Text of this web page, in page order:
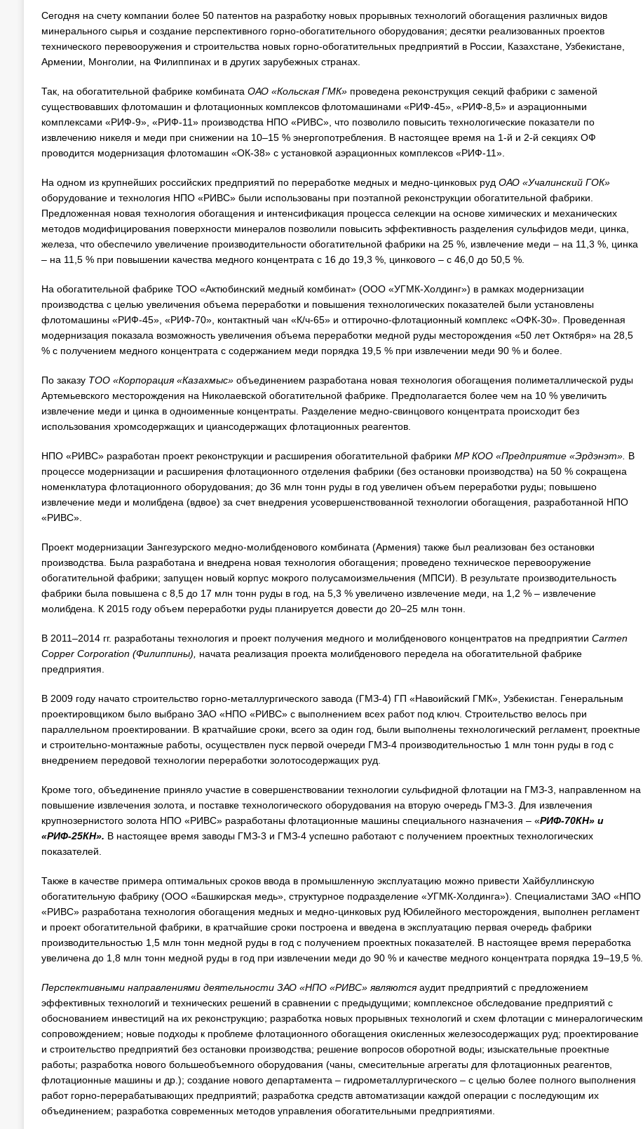
Сегодня на счету компании более 50 патентов на разработку новых прорывных технологий обогащения различных видов
минерального сырья и создание перспективного горно-обогатительного оборудования; десятки реализованных проектов
технического перевооружения и строительства новых горно-обогатительных предприятий в России, Казахстане, Узбекистане,
Армении, Монголии, на Филиппинах и в других зарубежных странах.
Так, на обогатительной фабрике комбината ОАО «Кольская ГМК»проведена реконструкция секций фабрики с заменой
существовавших флотомашин и флотационных комплексов флотомашинами «РИФ-45», «РИФ-8,5» и аэрационными
комплексами «РИФ-9», «РИФ-11» производства НПО «РИВС», что позволило повысить технологические показатели по
извлечению никеля и меди при снижении на 10–15 % энергопотребления. В настоящее время на 1-й и 2-й секциях ОФ
проводится модернизация флотомашин «ОК-38» с установкой аэрационных комплексов «РИФ-11».
На одном из крупнейших российских предприятий по переработке медных и медно-цинковых руд ОАО «Учалинский ГОК»
оборудование и технология НПО «РИВС» были использованы при поэтапной реконструкции обогатительной фабрики.
Предложенная новая технология обогащения и интенсификация процесса селекции на основе химических и механических
методов модифицирования поверхности минералов позволили повысить эффективность разделения сульфидов меди, цинка,
железа, что обеспечило увеличение производительности обогатительной фабрики на 25 %, извлечение меди – на 11,3 %, цинка
– на 11,5 % при повышении качества медного концентрата с 16 до 19,3 %, цинкового – с 46,0 до 50,5 %.
На обогатительной фабрике ТОО «Актюбинский медный комбинат» (ООО «УГМК-Холдинг») в рамках модернизации
производства с целью увеличения объема переработки и повышения технологических показателей были установлены
флотомашины «РИФ-45», «РИФ-70», контактный чан «К/ч-65» и оттирочно-флотационный комплекс «ОФК-30». Проведенная
модернизация показала возможность увеличения объема переработки медной руды месторождения «50 лет Октября» на 28,5
% с получением медного концентрата с содержанием меди порядка 19,5 % при извлечении меди 90 % и более.
По заказу ТОО «Корпорация «Казахмыс»объединением разработана новая технология обогащения полиметаллической руды
Артемьевского месторождения на Николаевской обогатительной фабрике. Предполагается более чем на 10 % увеличить
извлечение меди и цинка в одноименные концентраты. Разделение медно-свинцового концентрата происходит без
использования хромсодержащих и циансодержащих флотационных реагентов.
НПО «РИВС» разработан проект реконструкции и расширения обогатительной фабрики МР КОО «Предприятие «Эрдэнэт». В
процессе модернизации и расширения флотационного отделения фабрики (без остановки производства) на 50 % сокращена
номенклатура флотационного оборудования; до 36 млн тонн руды в год увеличен объем переработки руды; повышено
извлечение меди и молибдена (вдвое) за счет внедрения усовершенствованной технологии обогащения, разработанной НПО
«РИВС».
Проект модернизации Зангезурского медно-молибденового комбината (Армения) также был реализован без остановки
производства. Была разработана и внедрена новая технология обогащения; проведено техническое перевооружение
обогатительной фабрики; запущен новый корпус мокрого полусамоизмельчения (МПСИ). В результате производительность
фабрики была повышена с 8,5 до 17 млн тонн руды в год, на 5,3 % увеличено извлечение меди, на 1,2 % – извлечение
молибдена. К 2015 году объем переработки руды планируется довести до 20–25 млн тонн.
В 2011–2014 гг. разработаны технология и проект получения медного и молибденового концентратов на предприятии Carmen
Copper Corporation(Филиппины),
начата реализация проекта молибденового передела на обогатительной фабрике
предприятия.
В 2009 году начато строительство горно-металлургического завода (ГМЗ-4) ГП «Навоийский ГМК», Узбекистан. Генеральным
проектировщиком было выбрано ЗАО «НПО «РИВС» с выполнением всех работ под ключ. Строительство велось при
параллельном проектировании. В кратчайшие сроки, всего за один год, были выполнены технологический регламент, проектные
и строительно-монтажные работы, осуществлен пуск первой очереди ГМЗ-4 производительностью 1 млн тонн руды в год с
внедрением передовой технологии переработки золотосодержащих руд.
Кроме того, объединение приняло участие в совершенствовании технологии сульфидной флотации на ГМЗ-3, направленном на
повышение извлечения золота, и поставке технологического оборудования на вторую очередь ГМЗ-3. Для извлечения
крупнозернистого золота НПО «РИВС» разработаны флотационные машины специального назначения – «РИФ-70КН» и
«РИФ-25КН». В настоящее время заводы ГМЗ-3 и ГМЗ-4 успешно работают с получением проектных технологических
показателей.
Также в качестве примера оптимальных сроков ввода в промышленную эксплуатацию можно привести Хайбуллинскую
обогатительную фабрику (ООО «Башкирская медь», структурное подразделение «УГМК-Холдинга»). Специалистами ЗАО «НПО
«РИВС» разработана технология обогащения медных и медно-цинковых руд Юбилейного месторождения, выполнен регламент
и проект обогатительной фабрики, в кратчайшие сроки построена и введена в эксплуатацию первая очередь фабрики
производительностью 1,5 млн тонн медной руды в год с получением проектных показателей. В настоящее время переработка
увеличена до 1,8 млн тонн медной руды в год при извлечении меди до 90 % и качестве медного концентрата порядка 19–19,5 %.
Перспективными направлениями деятельности ЗАО «НПО «РИВС» являютсяаудит предприятий с предложением
эффективных технологий и технических решений в сравнении с предыдущими; комплексное обследование предприятий с
обоснованием инвестиций на их реконструкцию; разработка новых прорывных технологий и схем флотации с минералогическим
сопровождением; новые подходы к проблеме флотационного обогащения окисленных железосодержащих руд; проектирование
и строительство предприятий без остановки производства; решение вопросов оборотной воды; изыскательные проектные
работы; разработка нового большеобъемного оборудования (чаны, смесительные агрегаты для флотационных реагентов,
флотационные машины и др.); создание нового департамента – гидрометаллургического – с целью более полного выполнения
работ горно-перерабатывающих предприятий; разработка средств автоматизации каждой операции с последующим их
объединением; разработка современных методов управления обогатительными предприятиями.